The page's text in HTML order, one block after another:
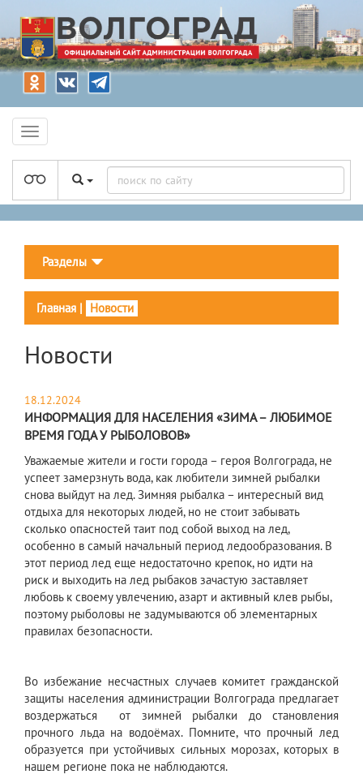
Разделы
Главная | Новости
Новости
18.12.2024
ИНФОРМАЦИЯ ДЛЯ НАСЕЛЕНИЯ «ЗИМА – ЛЮБИМОЕ
ВРЕМЯ ГОДА У РЫБОЛОВОВ»
Уважаемые жители и гости города – героя Волгограда, не
успеет замерзнуть вода, как любители зимней рыбалки
снова выйдут на лед. Зимняя рыбалка – интересный вид
отдыха для некоторых людей, но не стоит забывать
сколько опасностей таит под собой выход на лед,
особенно в самый начальный период ледообразования. В
этот период лед еще недостаточно крепок, но идти на
риск и выходить на лед рыбаков зачастую заставляет
любовь к своему увлечению, азарт и активный клев рыбы,
поэтому рыболовы не задумываются об элементарных
правилах безопасности.
Во избежание несчастных случаев комитет гражданской
защиты населения администрации Волгограда предлагает
воздержаться от зимней рыбалки до становления
прочного льда на водоёмах. Помните, что прочный лед
образуется при устойчивых сильных морозах, которых в
нашем регионе пока не наблюдаются.